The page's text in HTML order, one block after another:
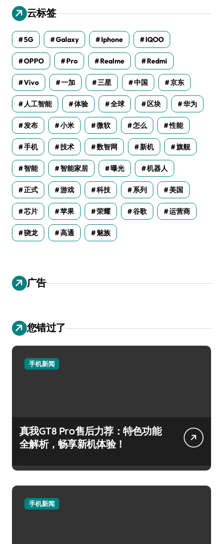
云标签
5G Galaxy Iphone IQOO
OPPO Pro Realme Redmi
Vivo 一加 三星 中国 京东
人工智能 体验 全球 区块 华为
发布 小米 微软 怎么 性能
手机 技术 数智网 新机 旗舰
智能 智能家居 曝光 机器人
正式 游戏 科技 系列 美国
芯片 苹果 荣耀 谷歌 运营商
骁龙 高通 魅族
广告
您错过了
手机新闻
真我GT8 Pro售后力荐：特色功能
全解析，畅享新机体验！
手机新闻